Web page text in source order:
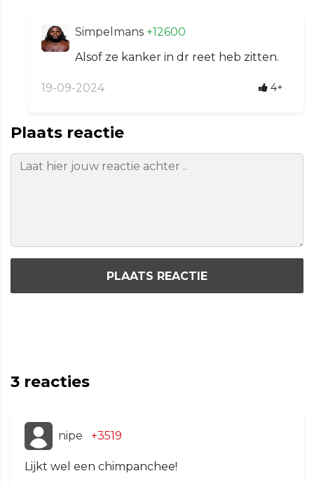
Simpelmans +12600
Alsof ze kanker in dr reet heb zitten.
19-09-2024 4+
Plaats reactie
PLAATS REACTIE
3 reacties
nipe +3519
Lijkt wel een chimpanchee!